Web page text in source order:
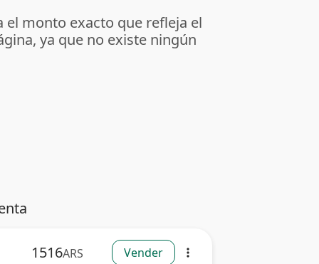
el monto exacto que refleja el
ya que no existe ningún
1516ARS Vender more_vert